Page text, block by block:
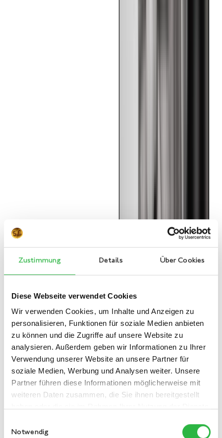
Zustimmung Details Über Cookies
Diese Webseite verwendet Cookies
Wir verwenden Cookies, um Inhalte und Anzeigen zu
personalisieren, Funktionen für soziale Medien anbieten
zu können und die Zugriffe auf unsere Website zu
analysieren. Außerdem geben wir Informationen zu Ihrer
Verwendung unserer Website an unsere Partner für
soziale Medien, Werbung und Analysen weiter. Unsere
Partner führen diese Informationen möglicherweise mit
weiteren Daten zusammen, die Sie ihnen bereitgestellt
Notwendig